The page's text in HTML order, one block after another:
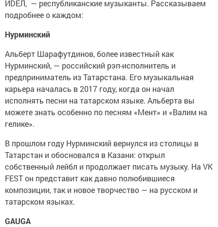
ИDЕЛ, — республиканские музыканты. Рассказываем
подробнее о каждом:
Нурминский
Альберт Шарафутдинов, более известный как
Нурминский, — российский рэп-исполнитель и
предприниматель из Татарстана. Его музыкальная
карьера началась в 2017 году, когда он начал
исполнять песни на татарском языке. Альберта вы
можете знать особенно по песням «Мент» и «Валим на
гелике».
В прошлом году Нурминский вернулся из столицы в
Татарстан и обосновался в Казани: открыл
собственный лейбл и продолжает писать музыку. На VK
FEST он представит как давно полюбившиеся
композиции, так и новое творчество — на русском и
татарском языках.
GAUGA